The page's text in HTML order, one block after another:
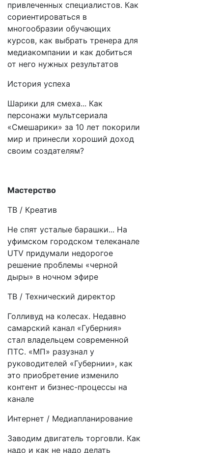
привлеченных специалистов. Как
сориентироваться в
многообразии обучающих
курсов, как выбрать тренера для
медиакомпании и как добиться
от него нужных результатов
История успеха
Шарики для смеха... Как
персонажи мультсериала
«Смешарики» за 10 лет покорили
мир и принесли хороший доход
своим создателям?
Мастерство
ТВ / Креатив
Не спят усталые барашки... На
уфимском городском телеканале
UTV придумали недорогое
решение проблемы «черной
дыры» в ночном эфире
ТВ / Технический директор
Голливуд на колесах. Недавно
самарский канал «Губерния»
стал владельцем современной
ПТС. «МП» разузнал у
руководителей «Губернии», как
это приобретение изменило
контент и бизнес-процессы на
канале
Интернет / Медиапланирование
Заводим двигатель торговли. Как
надо и как не надо делать